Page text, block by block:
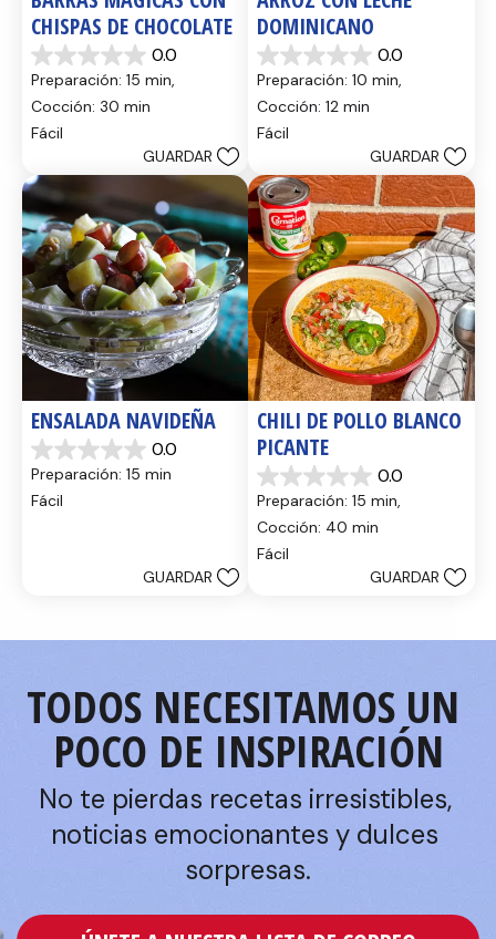
CHISPAS DE CHOCOLATE
0.0
0.0
de
5
estrellas.
Preparación: 15 min,
Cocción: 30 min
Fácil
GUARDAR
DOMINICANO
0.0
0.0
de
5
estrellas.
Preparación: 10 min,
Cocción: 12 min
Fácil
GUARDAR
ENSALADA NAVIDEÑA
0.0
0.0
de
5
estrellas.
Preparación: 15 min
Fácil
GUARDAR
CHILI DE POLLO BLANCO
PICANTE
0.0
0.0
de
5
estrellas.
Preparación: 15 min,
Cocción: 40 min
Fácil
GUARDAR
TODOS NECESITAMOS UN
POCO DE INSPIRACIÓN
No te pierdas recetas irresistibles,
noticias emocionantes y dulces
sorpresas.